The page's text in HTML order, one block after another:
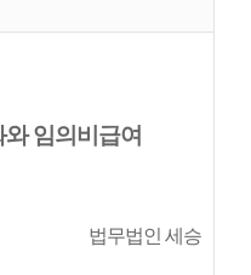
임의비급여
법무법인 세승